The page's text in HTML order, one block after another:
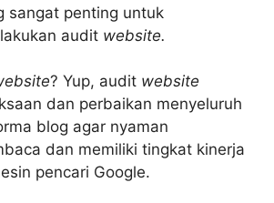
sangat penting untuk
audit website.
? Yup, audit website
dan perbaikan menyeluruh
blog agar nyaman
dan memiliki tingkat kinerja
pencari Google.